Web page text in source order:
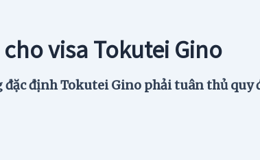
visa Tokutei Gino
định Tokutei Gino phải tuân thủ quy